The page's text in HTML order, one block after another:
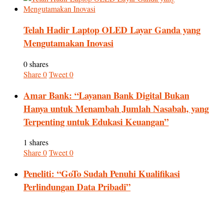
Telah Hadir Laptop OLED Layar Ganda yang
Mengutamakan Inovasi
0 shares
Share0Tweet0
Amar Bank: “Layanan Bank Digital Bukan
Hanya untuk Menambah Jumlah Nasabah, yang
Terpenting untuk Edukasi Keuangan”
1 shares
Share0Tweet0
Peneliti: “GoTo Sudah Penuhi Kualifikasi
Perlindungan Data Pribadi”